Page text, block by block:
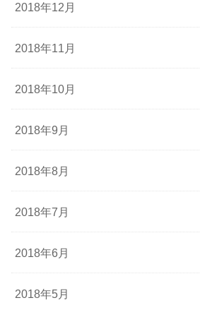
2018年12月
2018年11月
2018年10月
2018年9月
2018年8月
2018年7月
2018年6月
2018年5月